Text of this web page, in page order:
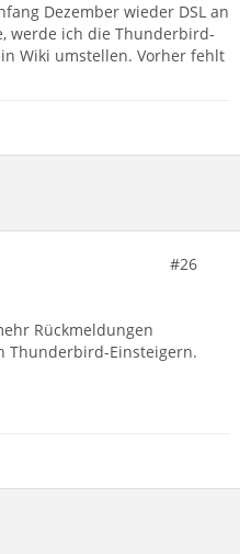
Dezember wieder DSL an
werde ich die Thunderbird-
Wiki umstellen. Vorher fehlt
#26
Rückmeldungen
Thunderbird-Einsteigern.